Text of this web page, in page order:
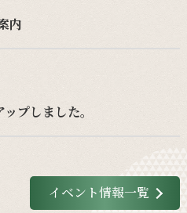
内
プしました。
イベント情報一覧